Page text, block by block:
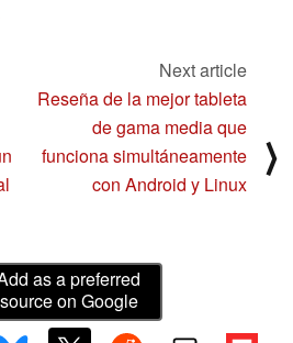
Next article
Reseña de la mejor tableta
de gama media que
funciona simultáneamente
con Android y Linux
⟩
as a preferred
source on Google